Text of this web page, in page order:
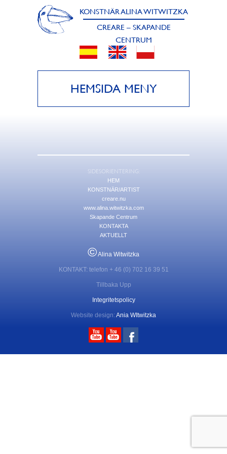
KONSTNÄR ALINA WITWITZKA
CREARE – SKAPANDE
CENTRUM
HEMSIDA MENY
SIDESORIENTERING:
HEM
KONSTNÄR/ARTIST
creare.nu
www.alina.witwitzka.com
Skapande Centrum
KONTAKTA
AKTUELLT
©Alina Witwitzka
KONTAKT: telefon + 46 (0) 702 16 39 51
Tillbaka Upp
Integritetspolicy
Website design:Ania WItwitzka